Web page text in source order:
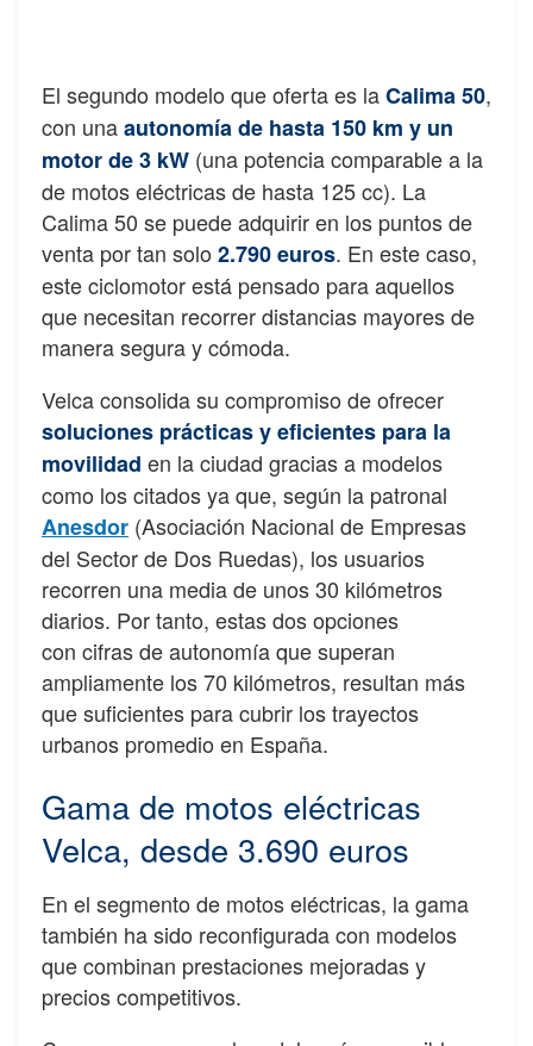
El segundo modelo que oferta es laCalima 50,
con unaautonomía de hasta 150 km y un
motor de 3 kW (una potencia comparable a la
de motos eléctricas de hasta 125 cc). La
Calima 50 se puede adquirir en los puntos de
venta por tan solo 2.790 euros. En este caso,
este ciclomotor está pensado para aquellos
que necesitan recorrer distancias mayores de
manera segura y cómoda.
Velca consolida su compromiso de ofrecer
soluciones prácticas y eficientes para la
movilidad en la ciudad gracias a modelos
como los citados ya que, según la patronal
Anesdor (Asociación Nacional de Empresas
del Sector de Dos Ruedas), los usuarios
recorren una media de unos 30 kilómetros
diarios. Por tanto, estas dos opciones
con cifras de autonomía que superan
ampliamente los 70 kilómetros, resultan más
que suficientes para cubrir los trayectos
urbanos promedio en España.
Gama de motos eléctricas
Velca, desde 3.690 euros
En el segmento de motos eléctricas, la gama
también ha sido reconfigurada con modelos
que combinan prestaciones mejoradas y
precios competitivos.